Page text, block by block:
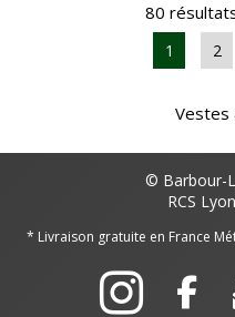
80
1 2
Vestes
© Barbour-
RCS
* Livraison gratuite en France